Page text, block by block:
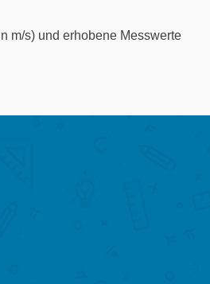
m/s) und erhobene Messwerte